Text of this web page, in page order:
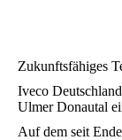
Zukunftsfähiges
Iveco
Ulmer Donautal
Auf dem seit